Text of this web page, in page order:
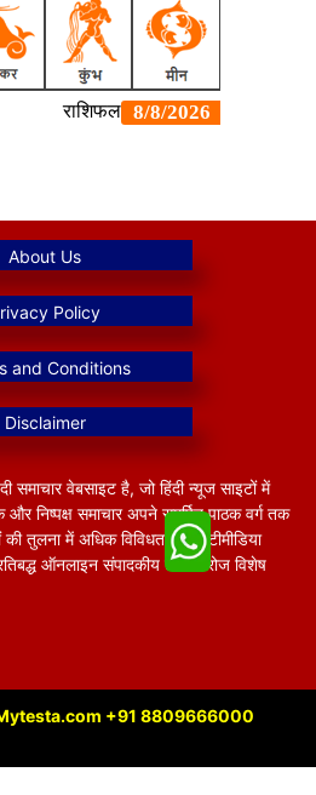
समाचार वेबसाइट है, जो हिंदी न्यूज साइटों में
निष्पक्ष समाचार अपने समर्पित पाठक वर्ग तक
तुलना में अधिक विविधतापूर्ण मल्टीमीडिया
ऑनलाइन संपादकीय टीम हररोज विशेष
+91 8809666000